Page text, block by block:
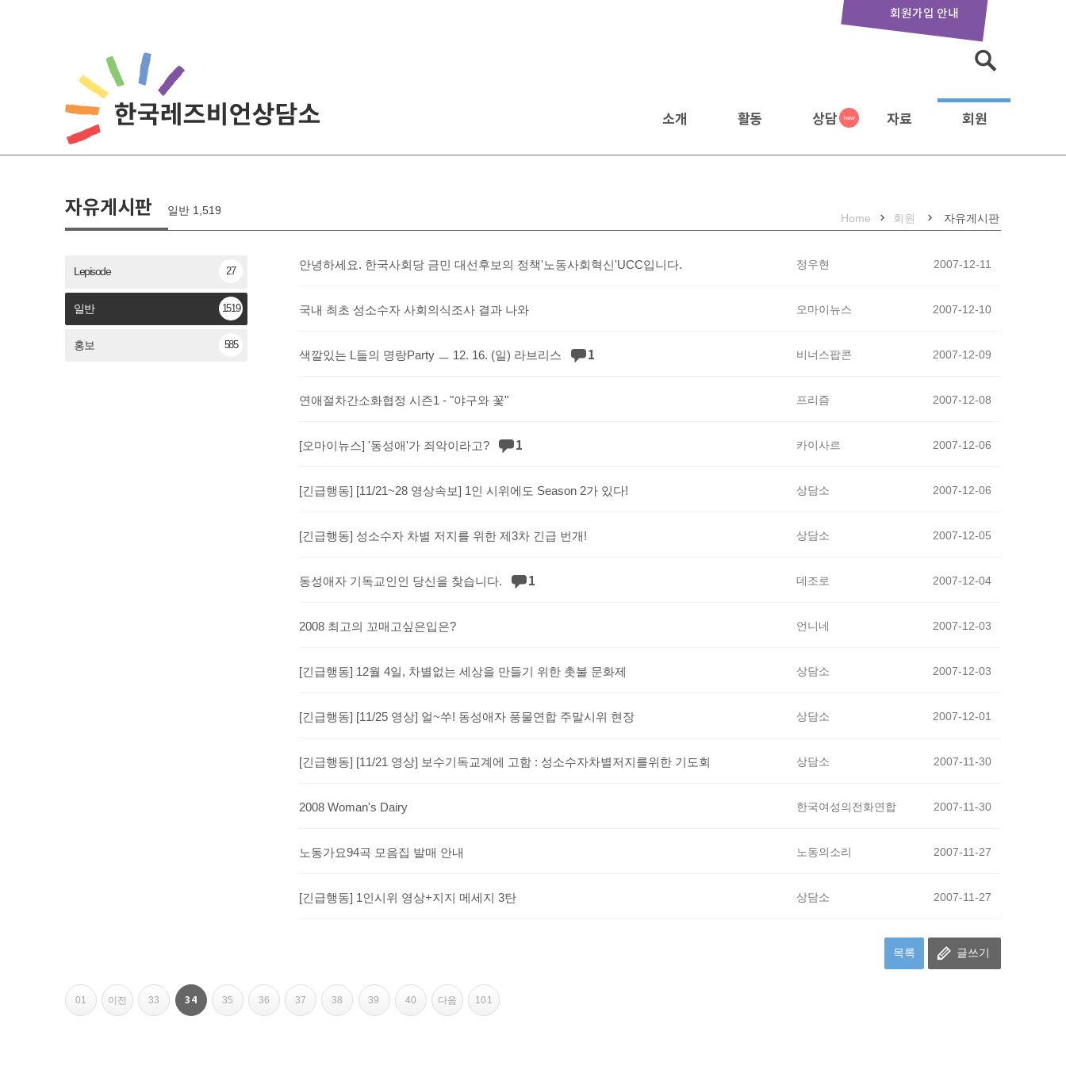
회원가입 안내
소개 활동 상담 자료 회원
자유게시판 일반 1,519
Home 회원 자유게시판
Lepisode 27
일반 1519
홍보 585
안녕하세요. 한국사회당 금민 대선후보의 정책'노동사회혁신'UCC입니다. 정우현 2007-12-11
국내 최초 성소수자 사회의식조사 결과 나와 오마이뉴스 2007-12-10
색깔있는 L들의 명랑Party ㅡ 12. 16. (일) 라브리스 1 비너스팝콘 2007-12-09
연애절차간소화협정 시즌1 - "야구와 꽃" 프리즘 2007-12-08
[오마이뉴스] '동성애'가 죄악이라고? 1 카이사르 2007-12-06
[긴급행동] [11/21~28 영상속보] 1인 시위에도 Season 2가 있다! 상담소 2007-12-06
[긴급행동] 성소수자 차별 저지를 위한 제3차 긴급 번개! 상담소 2007-12-05
동성애자 기독교인인 당신을 찾습니다. 1 데조로 2007-12-04
2008 최고의 꼬매고싶은입은? 언니네 2007-12-03
[긴급행동] 12월 4일, 차별없는 세상을 만들기 위한 촛불 문화제 상담소 2007-12-03
[긴급행동] [11/25 영상] 얼~쑤! 동성애자 풍물연합 주말시위 현장 상담소 2007-12-01
[긴급행동] [11/21 영상] 보수기독교계에 고함 : 성소수자차별저지를위한 기도회 상담소 2007-11-30
2008 Woman's Dairy 한국여성의전화연합 2007-11-30
노동가요94곡 모음집 발매 안내 노동의소리 2007-11-27
[긴급행동] 1인시위 영상+지지 메세지 3탄 상담소 2007-11-27
목록 글쓰기
01 이전 33
페이지
열린 34
페이지 35
페이지 36
페이지 37
페이지 38
페이지 39
페이지 40
페이지 다음 101